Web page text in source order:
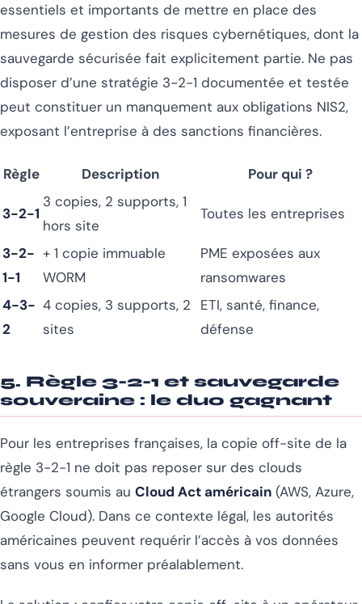
essentiels et importants de mettre en place des
mesures de gestion des risques cybernétiques, dont la
sauvegarde sécurisée fait explicitement partie. Ne pas
disposer d’une stratégie 3-2-1 documentée et testée
peut constituer un manquement aux obligations NIS2,
exposant l’entreprise à des sanctions financières.
Règle Description Pour qui ?
3-2-1
3 copies, 2 supports, 1
hors site
Toutes les entreprises
3-2-
1-1
+ 1 copie immuable
WORM
PME exposées aux
ransomwares
4-3-
2
4 copies, 3 supports, 2
sites
ETI, santé, finance,
défense
5. Règle 3-2-1 et sauvegarde
souveraine : le duo gagnant
Pour les entreprises françaises, la copie off-site de la
règle 3-2-1 ne doit pas reposer sur des clouds
étrangers soumis au Cloud Act américain (AWS, Azure,
Google Cloud). Dans ce contexte légal, les autorités
américaines peuvent requérir l’accès à vos données
sans vous en informer préalablement.